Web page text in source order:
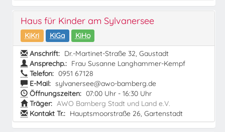
Haus für Kinder am Sylvanersee
KiKri KiGa
KiHo
Anschrift: Dr.-Martinet-Straße 32, Gaustadt
Ansprechp.: Frau Susanne Langhammer-Kempf
Telefon: 0951 67128
E-Mail: sylvanersee@awo-bamberg.de
Öffnungszeiten: 07:00 Uhr - 16:30 Uhr
Träger: AWO Bamberg Stadt und Land e.V.
Kontakt Tr.: Hauptsmoorstraße 26, Gartenstadt